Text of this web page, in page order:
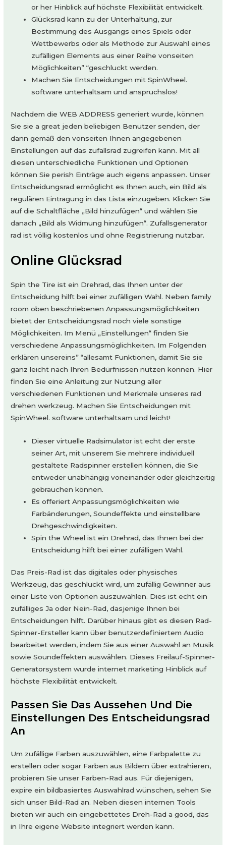
or her Hinblick auf höchste Flexibilität entwickelt.
Glücksrad kann zu der Unterhaltung, zur
Bestimmung des Ausgangs eines Spiels oder
Wettbewerbs oder als Methode zur Auswahl eines
zufälligen Elements aus einer Reihe vonseiten
Möglichkeiten” “geschluckt werden.
Machen Sie Entscheidungen mit SpinWheel.
software unterhaltsam und anspruchslos!
Nachdem die WEB ADDRESS generiert wurde, können
Sie sie a great jeden beliebigen Benutzer senden, der
dann gemäß den vonseiten Ihnen angegebenen
Einstellungen auf das zufallsrad zugreifen kann. Mit all
diesen unterschiedliche Funktionen und Optionen
können Sie perish Einträge auch eigens anpassen. Unser
Entscheidungsrad ermöglicht es Ihnen auch, ein Bild als
regulären Eintragung in das Lista einzugeben. Klicken Sie
auf die Schaltfläche „Bild hinzufügen“ und wählen Sie
danach „Bild als Widmung hinzufügen“. Zufallsgenerator
rad ist völlig kostenlos und ohne Registrierung nutzbar.
Online Glücksrad
Spin the Tire ist ein Drehrad, das Ihnen unter der
Entscheidung hilft bei einer zufälligen Wahl. Neben family
room oben beschriebenen Anpassungsmöglichkeiten
bietet der Entscheidungsrad noch viele sonstige
Möglichkeiten. Im Menü „Einstellungen“ finden Sie
verschiedene Anpassungsmöglichkeiten. Im Folgenden
erklären unsereins” “allesamt Funktionen, damit Sie sie
ganz leicht nach Ihren Bedürfnissen nutzen können. Hier
finden Sie eine Anleitung zur Nutzung aller
verschiedenen Funktionen und Merkmale unseres rad
drehen werkzeug. Machen Sie Entscheidungen mit
SpinWheel. software unterhaltsam und leicht!
Dieser virtuelle Radsimulator ist echt der erste
seiner Art, mit unserem Sie mehrere individuell
gestaltete Radspinner erstellen können, die Sie
entweder unabhängig voneinander oder gleichzeitig
gebrauchen können.
Es offeriert Anpassungsmöglichkeiten wie
Farbänderungen, Soundeffekte und einstellbare
Drehgeschwindigkeiten.
Spin the Wheel ist ein Drehrad, das Ihnen bei der
Entscheidung hilft bei einer zufälligen Wahl.
Das Preis-Rad ist das digitales oder physisches
Werkzeug, das geschluckt wird, um zufällig Gewinner aus
einer Liste von Optionen auszuwählen. Dies ist echt ein
zufälliges Ja oder Nein-Rad, dasjenige Ihnen bei
Entscheidungen hilft. Darüber hinaus gibt es diesen Rad-
Spinner-Ersteller kann über benutzerdefiniertem Audio
bearbeitet werden, indem Sie aus einer Auswahl an Musik
sowie Soundeffekten auswählen. Dieses Freilauf-Spinner-
Generatorsystem wurde internet marketing Hinblick auf
höchste Flexibilität entwickelt.
Passen Sie Das Aussehen Und Die
Einstellungen Des Entscheidungsrad
An
Um zufällige Farben auszuwählen, eine Farbpalette zu
erstellen oder sogar Farben aus Bildern über extrahieren,
probieren Sie unser Farben-Rad aus. Für diejenigen,
expire ein bildbasiertes Auswahlrad wünschen, sehen Sie
sich unser Bild-Rad an. Neben diesen internen Tools
bieten wir auch ein eingebettetes Dreh-Rad a good, das
in Ihre eigene Website integriert werden kann.